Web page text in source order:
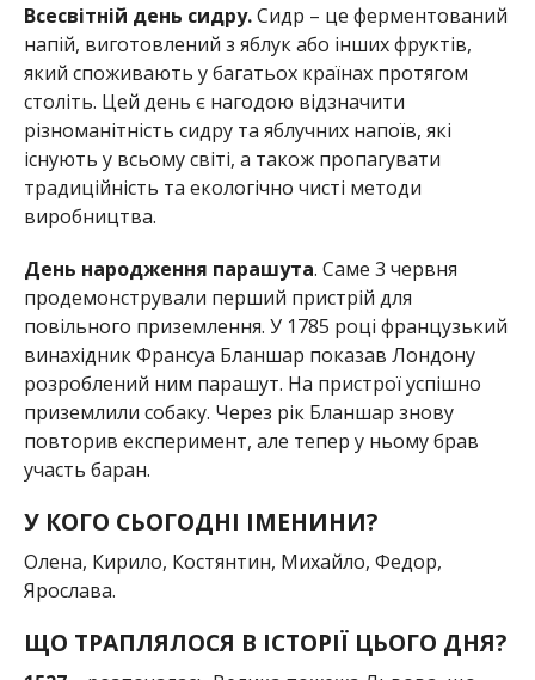
Всесвітній день сидру.Сидр – це ферментований
напій, виготовлений з яблук або інших фруктів,
який споживають у багатьох країнах протягом
століть. Цей день є нагодою відзначити
різноманітність сидру та яблучних напоїв, які
існують у всьому світі, а також пропагувати
традиційність та екологічно чисті методи
виробництва.
День народження парашута. Саме 3 червня
продемонстрували перший пристрій для
повільного приземлення. У 1785 році французький
винахідник Франсуа Бланшар показав Лондону
розроблений ним парашут. На пристрої успішно
приземлили собаку. Через рік Бланшар знову
повторив експеримент, але тепер у ньому брав
участь баран.
У КОГО СЬОГОДНІ ІМЕНИНИ?
Олена, Кирило, Костянтин, Михайло, Федор,
Ярослава.
ЩО ТРАПЛЯЛОСЯ В ІСТОРІЇ ЦЬОГО ДНЯ?